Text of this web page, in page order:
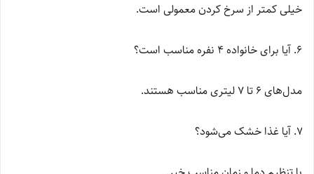
خیلی کمتر از سرخ کردن معمولی است.
آیا برای خانواده ۴ نفره مناسب است؟
مدل‌های ۶ تا ۷ لیتری مناسب هستند.
آیا غذا خشک می‌شود؟